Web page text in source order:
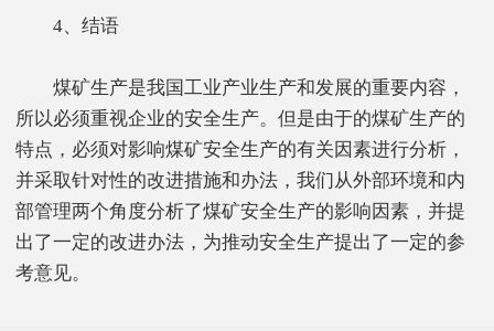
4、结语
煤矿生产是我国工业产业生产和发展的重要内容，
所以必须重视企业的安全生产。但是由于的煤矿生产的
特点，必须对影响煤矿安全生产的有关因素进行分析，
并采取针对性的改进措施和办法，我们从外部环境和内
部管理两个角度分析了煤矿安全生产的影响因素，并提
出了一定的改进办法，为推动安全生产提出了一定的参
考意见。